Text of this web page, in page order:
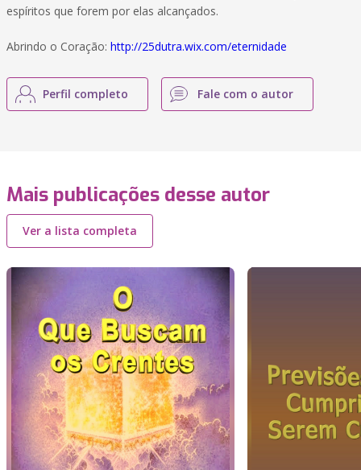
espíritos que forem por elas alcançados.
Abrindo o Coração: http://25dutra.wix.com/eternidade
Perfil completo Fale com o autor
Mais publicações desse autor
Ver a lista completa